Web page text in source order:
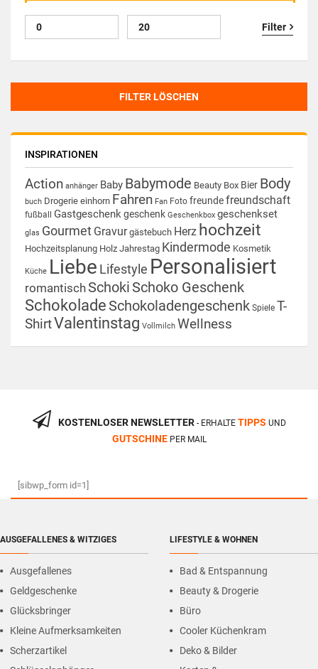
Filter
FILTER LÖSCHEN
INSPIRATIONEN
Action anhänger Baby Babymode Beauty Box Bier Body
buch Drogerie einhorn Fahren Fan Foto freundefreundschaft
fußball Gastgeschenkgeschenk Geschenkbox geschenkset
glas Gourmet Gravur gästebuch Herz hochzeit
Hochzeitsplanung Holz Jahrestag Kindermode Kosmetik
Küche Liebe Lifestyle Personalisiert
romantisch Schoki Schoko Geschenk
Schokolade Schokoladengeschenk Spiele T-
ShirtValentinstag Vollmilch Wellness
KOSTENLOSER NEWSLETTER- ERHALTE TIPPS UND
GUTSCHINEPER MAIL
[sibwp_form id=1]
AUSGEFALLENES & WITZIGES
Ausgefallenes
Geldgeschenke
Glücksbringer
Kleine Aufmerksamkeiten
Scherzartikel
LIFESTYLE & WOHNEN
Bad & Entspannung
Beauty & Drogerie
Büro
Cooler Küchenkram
Deko & Bilder